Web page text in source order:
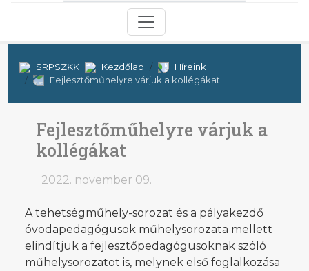
SRPSZKK Kezdőlap
Híreink
Fejlesztőműhelyre várjuk a kollégákat
Fejlesztőműhelyre várjuk a
kollégákat
2022. november 09.
A tehetségműhely-sorozat és a pályakezdő
óvodapedagógusok műhelysorozata mellett
elindítjuk a fejlesztőpedagógusoknak szóló
műhelysorozatot is, melynek első foglalkozása